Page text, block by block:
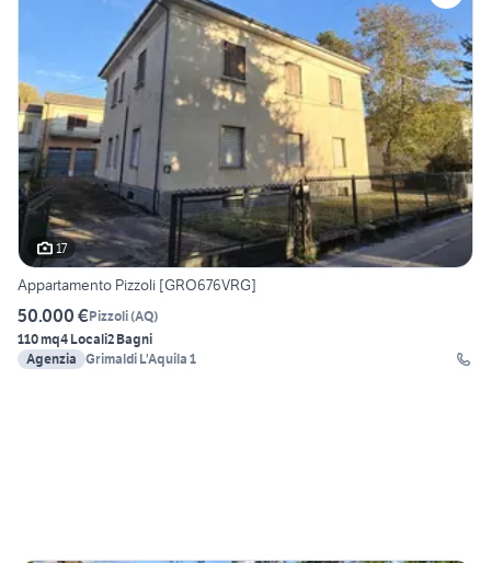
17
Appartamento Pizzoli [GRO676VRG]
50.000 €Pizzoli(AQ)
110 mq4 Locali2 Bagni
Agenzia Grimaldi L'Aquila 1